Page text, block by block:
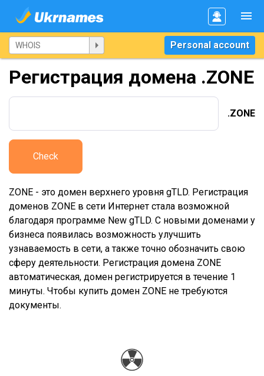
Personal account
Регистрация домена .ZONE
.ZONE
Check
ZONE - это домен верхнего уровня gTLD. Регистрация
доменов ZONE в сети Интернет стала возможной
благодаря программе New gTLD. С новыми доменами у
бизнеса появилась возможность улучшить
узнаваемость в сети, а также точно обозначить свою
сферу деятельности. Регистрация домена ZONE
автоматическая, домен регистрируется в течение 1
минуты. Чтобы купить домен ZONE не требуются
документы.